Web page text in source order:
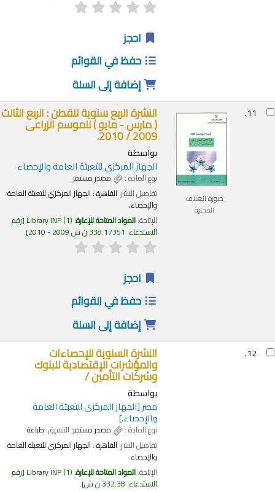
احجز
حفظ في القوائم
إضافة إلى السلة
11.
صورة الغلاف
المحلية
النشرة الربع سنوية للقطن : الربع الثالث
( مارس - مايو ) للموسم الزراعى
2009 / 2010.
بواسطة
الجهاز المركزي للتعبئة العامة والإحصاء
نوع المادة :
مصدر مستمر
تفاصيل النشر:القاهرة :الجهاز المركزي للتعبئة العامة
والإحصاء،
الإتاحة:المواد المتاحة للإعارة: Library INP(1)
رقم
الاستدعاء:338.17351 ن ش 2009 - 2010 .
احجز
حفظ في القوائم
إضافة إلى السلة
12. النشرة السنوية للإحصاءات
والمؤشرات الإقتصادية للبنوك
وشركات التأمين /
بواسطة
مصر[الجهاز المركزى للتعبئة العامة
والإحصاء.]
نوع المادة : مصدر مستمر؛ التنسيق:طباعة
تفاصيل النشر:القاهرة : الجهاز المركزى للتعبئة العامة
والإحصاء.
الإتاحة:المواد المتاحة للإعارة: Library INP(1)
رقم
الاستدعاء:332.38 ن ش .